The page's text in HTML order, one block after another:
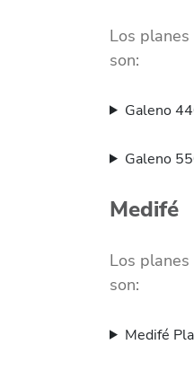
Los
son:
Galeno
Galeno
Medifé
Los
son:
Medifé